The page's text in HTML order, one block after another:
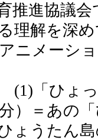
推進協議
る理解を深
ニメーシ
「ひょっ
）＝あの
ょうたん